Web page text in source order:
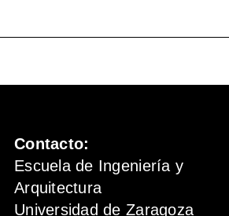
Contacto:
Escuela de Ingeniería y
Arquitectura
Universidad de Zaragoza